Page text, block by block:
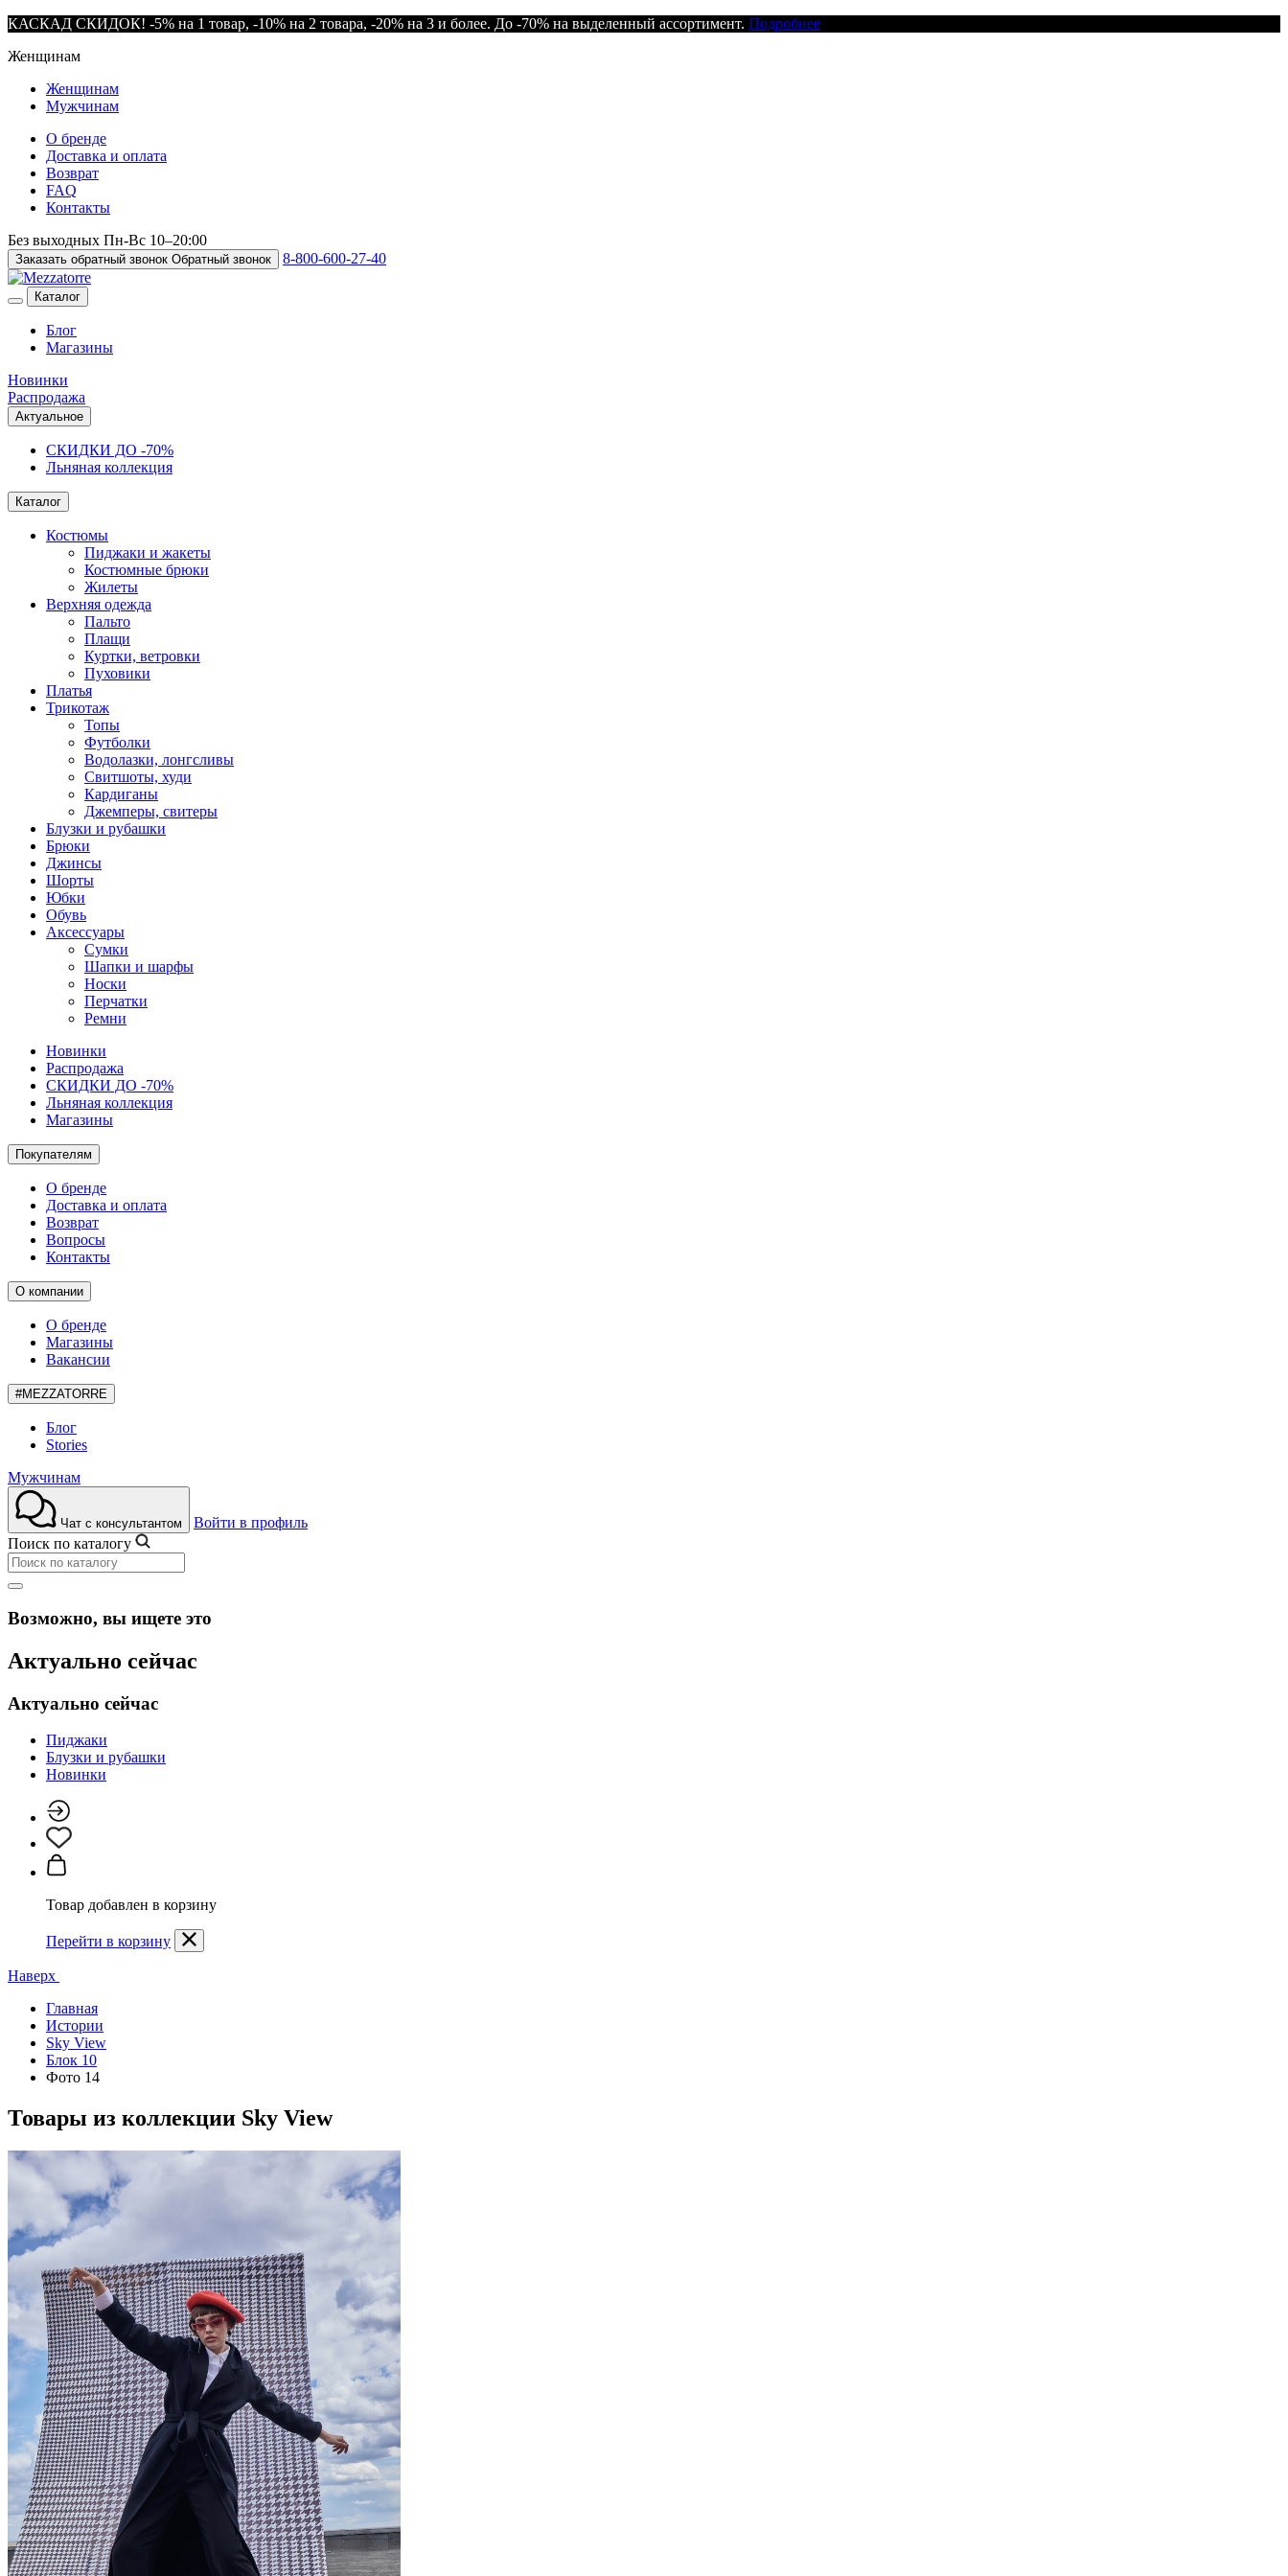
КАСКАД СКИДОК! -5% на 1 товар, -10% на 2 товара, -20% на 3 и более. До -70% на выделенный ассортимент. Подробнее
Женщинам
Женщинам
Мужчинам
О бренде
Доставка и оплата
Возврат
FAQ
Контакты
Без выходных Пн-Вс 10–20:00
Заказать обратный звонок Обратный звонок 8-800-600-27-40
Каталог
Блог
Магазины
Новинки
Распродажа
Актуальное
СКИДКИ ДО -70%
Льняная коллекция
Каталог
Костюмы
Пиджаки и жакеты
Костюмные брюки
Жилеты
Верхняя одежда
Пальто
Плащи
Куртки, ветровки
Пуховики
Платья
Трикотаж
Топы
Футболки
Водолазки, лонгсливы
Свитшоты, худи
Кардиганы
Джемперы, свитеры
Блузки и рубашки
Брюки
Джинсы
Шорты
Юбки
Обувь
Аксессуары
Сумки
Шапки и шарфы
Носки
Перчатки
Ремни
Новинки
Распродажа
СКИДКИ ДО -70%
Льняная коллекция
Магазины
Покупателям
О бренде
Доставка и оплата
Возврат
Вопросы
Контакты
О компании
О бренде
Магазины
Вакансии
#MEZZATORRE
Блог
Stories
Мужчинам
Чат с консультантом
Войти в профиль
Поиск по каталогу
Возможно, вы ищете это
Актуально сейчас
Актуально сейчас
Пиджаки
Блузки и рубашки
Новинки
Товар добавлен в корзину
Перейти в корзину
Наверх
Главная
Истории
Sky View
Блок 10
Фото 14
Товары из коллекции Sky View